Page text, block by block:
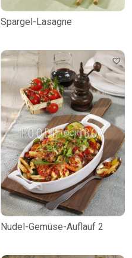
Spargel-Lasagne
Nudel-Gemüse-Auflauf 2